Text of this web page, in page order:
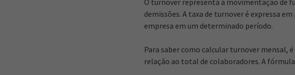
O turnover representa a movimentação de
demissões. A taxa de turnover é expressa
empresa em um determinado período.
Para saber como calcular turnover mensal,
relação ao total de colaboradores. A